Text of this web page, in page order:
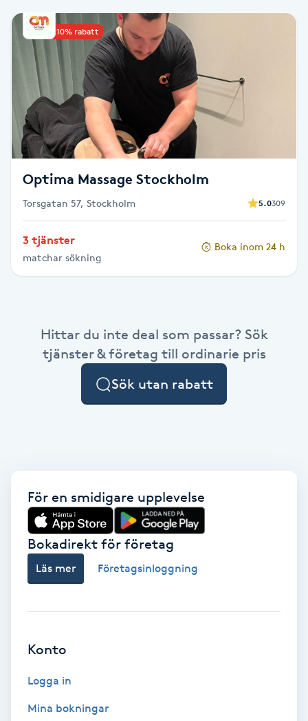
Babylights
Balayage
Bambumassage
Barber
Barnklippning
BIAB
Blowout
Brynformning
Celluliter
Coachning
Color correction
Damklippning
Dermapen
Upp till 10% rabatt
Optima Massage Stockholm
Torsgatan 57, Stockholm 5.0309
3 tjänster
matchar sökning
Boka inom 24 h
Hittar du inte deal som passar? Sök
tjänster & företag till ordinarie pris
Sök utan rabatt
För en smidigare upplevelse
Bokadirekt för företag
Läs mer Företagsinloggning
Konto
Logga in
Mina bokningar